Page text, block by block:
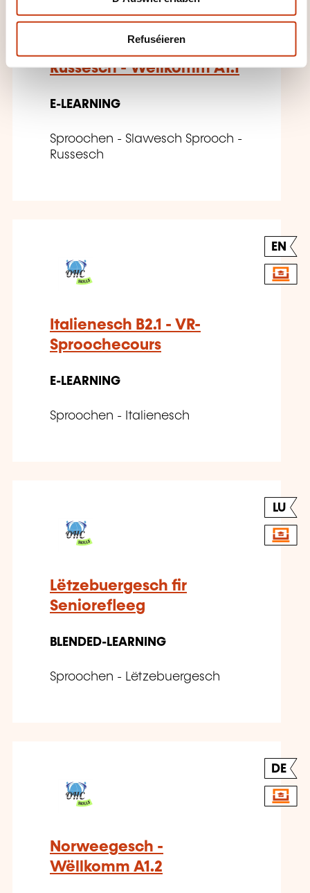
Refuséieren
Russesch - Wëllkomm A1.1
E-LEARNING
Sproochen - Slawesch Sprooch -
Russesch
EN
Italienesch B2.1 - VR-
Sproochecours
E-LEARNING
Sproochen - Italienesch
LU
Lëtzebuergesch fir
Seniorefleeg
BLENDED-LEARNING
Sproochen - Lëtzebuergesch
DE
Norweegesch -
Wëllkomm A1.2